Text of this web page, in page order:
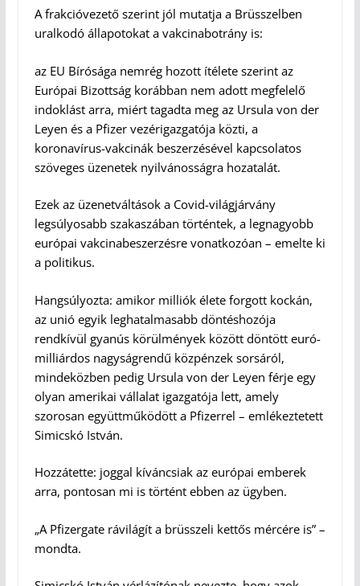
A frakcióvezető szerint jól mutatja a Brüsszelben
uralkodó állapotokat a vakcinabotrány is:
az EU Bírósága nemrég hozott ítélete szerint az
Európai Bizottság korábban nem adott megfelelő
indoklást arra, miért tagadta meg az Ursula von der
Leyen és a Pfizer vezérigazgatója közti, a
koronavírus-vakcinák beszerzésével kapcsolatos
szöveges üzenetek nyilvánosságra hozatalát.
Ezek az üzenetváltások a Covid-világjárvány
legsúlyosabb szakaszában történtek, a legnagyobb
euró­pai vakcinabeszerzésre vonatkozóan – emelte ki
a politikus.
Hangsúlyozta: amikor milliók élete forgott kockán,
az unió egyik leghatalmasabb döntéshozója
rendkívül gyanús körülmények között döntött euró­
milliárdos nagyságrendű közpénzek sorsáról,
mindeközben pedig Ursula von der Leyen férje egy
olyan amerikai vállalat igazgatója lett, amely
szorosan együttműködött a Pfizerrel – emlékeztetett
Simicskó István.
Hozzátette: joggal kíváncsiak az európai emberek
arra, pontosan mi is történt ebben az ügyben.
„A Pfizergate rávilágít a brüsszeli kettős mércére is” –
mondta.